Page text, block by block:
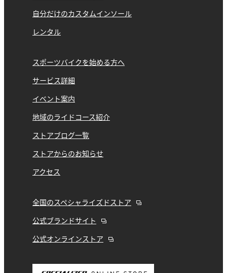
自分だけのカスタムインソール
レンタル
スポーツバイクを始める方へ
サービス詳細
イベント案内
地域のライドコース紹介
ストアブログ一覧
ストアからのお知らせ
アクセス
全国のスペシャライズドストア
公式ブランドサイト
公式オンラインストア